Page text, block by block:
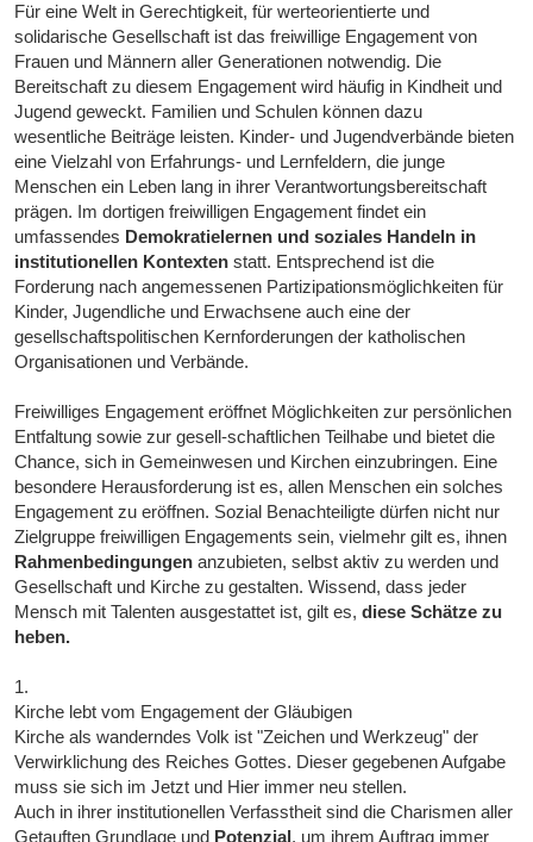
Für eine Welt in Gerechtigkeit, für werteorientierte und
solidarische Gesellschaft ist das freiwillige Engagement von
Frauen und Männern aller Generationen notwendig. Die
Bereitschaft zu diesem Engagement wird häufig in Kindheit und
Jugend geweckt. Familien und Schulen können dazu
wesentliche Beiträge leisten. Kinder- und Jugendverbände bieten
eine Vielzahl von Erfahrungs- und Lernfeldern, die junge
Menschen ein Leben lang in ihrer Verantwortungsbereitschaft
prägen. Im dortigen freiwilligen Engagement findet ein
umfassendes Demokratielernen und soziales Handeln in
institutionellen Kontexten statt. Entsprechend ist die
Forderung nach angemessenen Partizipationsmöglichkeiten für
Kinder, Jugendliche und Erwachsene auch eine der
gesellschaftspolitischen Kernforderungen der katholischen
Organisationen und Verbände.
Freiwilliges Engagement eröffnet Möglichkeiten zur persönlichen
Entfaltung sowie zur gesell-schaftlichen Teilhabe und bietet die
Chance, sich in Gemeinwesen und Kirchen einzubringen. Eine
besondere Herausforderung ist es, allen Menschen ein solches
Engagement zu eröffnen. Sozial Benachteiligte dürfen nicht nur
Zielgruppe freiwilligen Engagements sein, vielmehr gilt es, ihnen
Rahmenbedingungen anzubieten, selbst aktiv zu werden und
Gesellschaft und Kirche zu gestalten. Wissend, dass jeder
Mensch mit Talenten ausgestattet ist, gilt es,diese Schätze zu
heben.
1.
Kirche lebt vom Engagement der Gläubigen
Kirche als wanderndes Volk ist "Zeichen und Werkzeug" der
Verwirklichung des Reiches Gottes. Dieser gegebenen Aufgabe
muss sie sich im Jetzt und Hier immer neu stellen.
Auch in ihrer institutionellen Verfasstheit sind die Charismen aller
Getauften Grundlage und Potenzial, um ihrem Auftrag immer